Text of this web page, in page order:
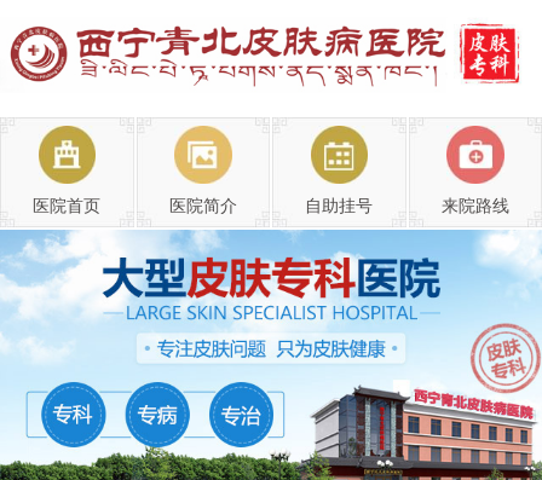
医院首页 医院简介 自助挂号 来院路线